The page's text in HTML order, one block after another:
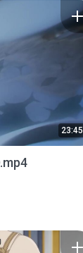
23:45